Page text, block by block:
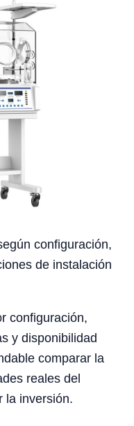
configuración,
de instalación
configuración,
y disponibilidad
comparar la
reales del
la inversión.